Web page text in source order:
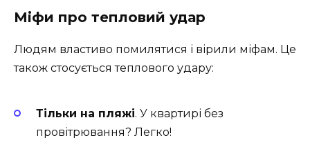
Міфи про тепловий удар
Людям властиво помилятися і вірили міфам. Це
також стосується теплового удару:
Тільки на пляжі. У квартирі без
провітрювання? Легко!